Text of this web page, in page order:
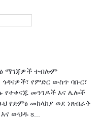
ማገጃዎች ተብሎም
የምድር ውስጥ ባቡር፣
የተቀናጁ መንገዶች እና ሌሎች
የድምፅ መከላከያ ወደ ነጸብራቅ
ውህዱ s...